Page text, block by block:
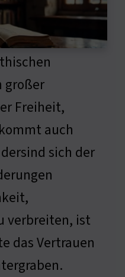
großer
Freiheit,
auch
sich der
verbreiten, ist
das Vertrauen